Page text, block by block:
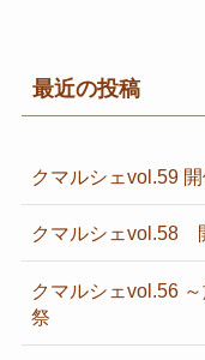
最近の投稿
クマルシェvol.59
クマルシェvol.58
クマルシェvol.56
祭